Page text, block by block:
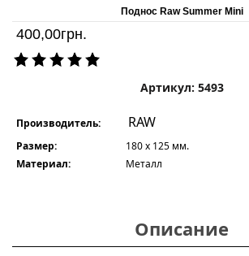
Поднос Raw Summer Mini
400,00грн.
Артикул: 5493
Производитель: RAW
Размер:
180 х 125 мм.
Материал:
Металл
Описание